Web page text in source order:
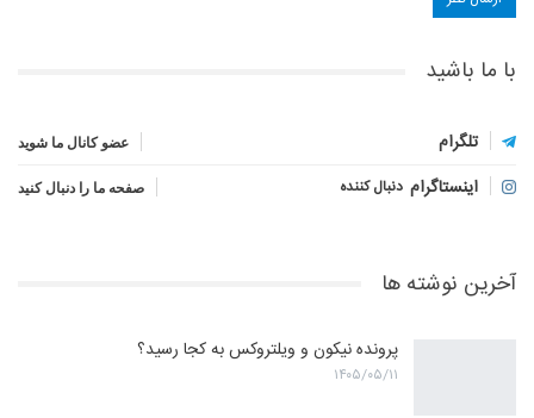
با ما باشید
تلگرام عضو کانال ما شوید
اینستاگرام دنبال کننده صفحه ما را دنبال کنید
آخرین نوشته ها
پرونده نیکون و ویلتروکس به کجا رسید؟
۱۴۰۵/۰۵/۱۱